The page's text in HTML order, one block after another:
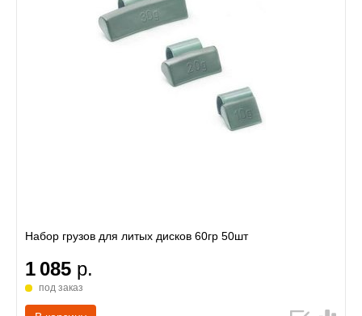
Набор грузов для литых дисков 60гр 50шт
1 085 р.
под заказ